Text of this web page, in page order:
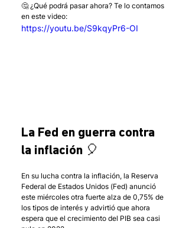
🤔 ¿Qué podrá pasar ahora? Te lo contamos
en este video:
https://youtu.be/S9kqyPr6-OI
La Fed en guerra contra
la inflación 🎈
En su lucha contra la inflación, la Reserva
Federal de Estados Unidos (Fed) anunció
este miércoles otra fuerte alza de 0,75% de
los tipos de interés y advirtió que ahora
espera que el crecimiento del PIB sea casi